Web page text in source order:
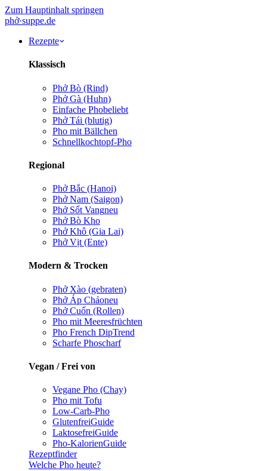
Zum Hauptinhalt springen
phở·suppe.de
Rezepte
Klassisch
Phở Bò (Rind)
Phở Gà (Huhn)
Einfache Phobeliebt
Phở Tái (blutig)
Pho mit Bällchen
Schnellkochtopf-Pho
Regional
Phở Bắc (Hanoi)
Phở Nam (Saigon)
Phở Sốt Vangneu
Phở Bò Kho
Phở Khô (Gia Lai)
Phở Vịt (Ente)
Modern & Trocken
Phở Xào (gebraten)
Phở Áp Chảoneu
Phở Cuốn (Rollen)
Pho mit Meeresfrüchten
Pho French DipTrend
Scharfe Phoscharf
Vegan / Frei von
Vegane Pho (Chay)
Pho mit Tofu
Low-Carb-Pho
GlutenfreiGuide
LaktosefreiGuide
Pho-KalorienGuide
Rezeptfinder
Welche Pho heute?